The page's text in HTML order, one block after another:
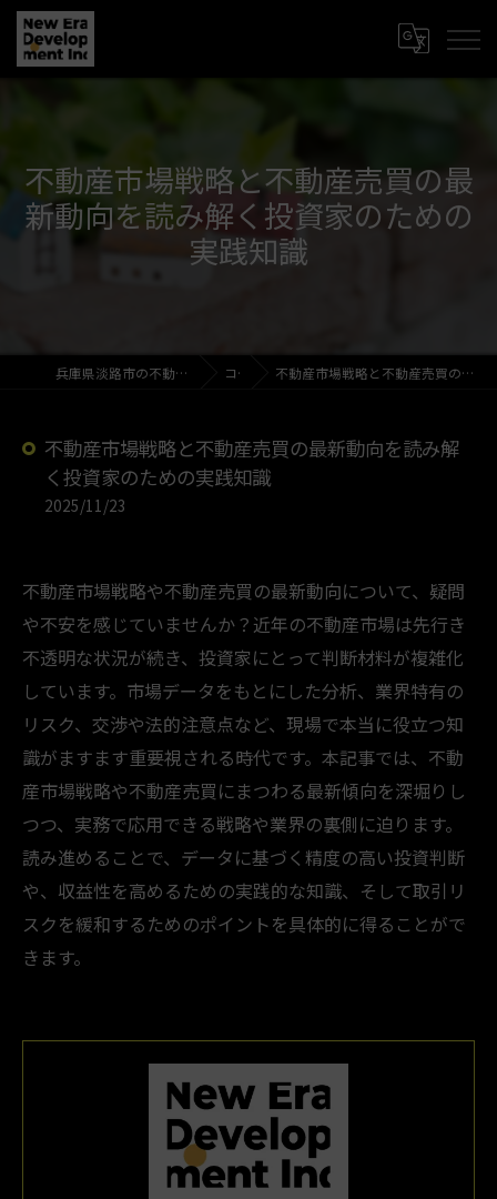
不動産市場戦略と不動産売買の最
新動向を読み解く投資家のための
実践知識
兵庫県淡路市の不動産売買なら新時代開発株式会社 コラム 不動産市場戦略と不動産売買の最新動向を読み解く投資家のための実践知識
不動産市場戦略と不動産売買の最新動向を読み解
く投資家のための実践知識
2025/11/23
不動産市場戦略や不動産売買の最新動向について、疑問
や不安を感じていませんか？近年の不動産市場は先行き
不透明な状況が続き、投資家にとって判断材料が複雑化
しています。市場データをもとにした分析、業界特有の
リスク、交渉や法的注意点など、現場で本当に役立つ知
識がますます重要視される時代です。本記事では、不動
産市場戦略や不動産売買にまつわる最新傾向を深堀りし
つつ、実務で応用できる戦略や業界の裏側に迫ります。
読み進めることで、データに基づく精度の高い投資判断
や、収益性を高めるための実践的な知識、そして取引リ
スクを緩和するためのポイントを具体的に得ることがで
きます。